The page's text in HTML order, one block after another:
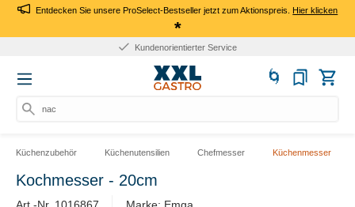
Entdecken Sie unsere ProSelect-Bestseller jetzt zum Aktionspreis.Hier klicken
*
Kundenorientierter Service
nach
Küchenzubehör Küchenutensilien Chefmesser Küchenmesser
Kochmesser - 20cm
Art.-Nr. 1016867 Marke: Emga